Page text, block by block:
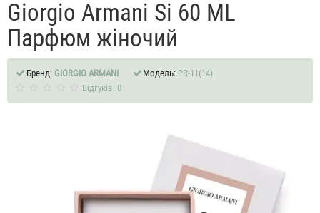
Giorgio Armani Si 60 ML
Парфюм жіночий
Бренд: GIORGIO ARMANI Модель: PR-11(14)
Відгуків: 0